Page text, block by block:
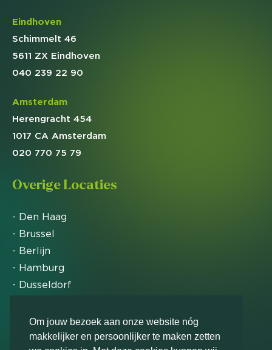
Om jouw bezoek aan onze website nóg
makkelijker en persoonlijker te maken zetten
Eindhoven
Schimmelt 46
5611 ZX Eindhoven
040 239 22 90
Amsterdam
Herengracht 454
1017 CA Amsterdam
020 770 75 79
Overige Locaties
- Den Haag
- Brussel
- Berlijn
- Hamburg
- Dusseldorf
Markteffect is door het Financieele Dagblad